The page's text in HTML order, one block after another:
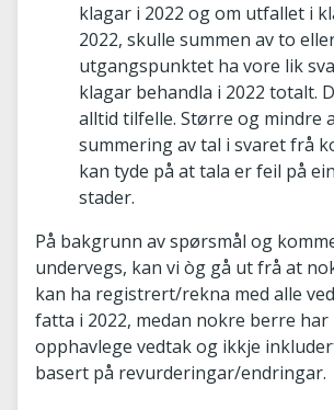
klagar i 2022 og om utfallet i
2022, skulle summen av to
utgangspunktet ha vore lik
klagar behandla i 2022 totalt.
alltid tilfelle. Større og mindre
summering av tal i svaret frå
kan tyde på at tala er feil på
stader.
På bakgrunn av spørsmål og
undervegs, kan vi òg gå ut frå at
kan ha registrert/rekna med alle
fatta i 2022, medan nokre berre har
opphavlege vedtak og ikkje
basert på revurderingar/endringar.